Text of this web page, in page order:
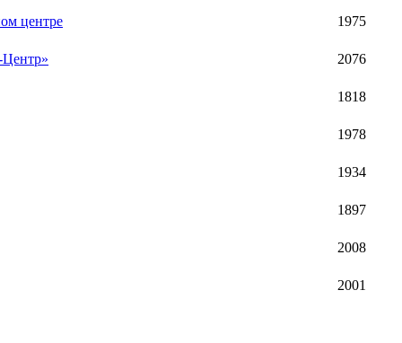
центре 1975
Центр» 2076
1818
1978
1934
1897
2008
2001